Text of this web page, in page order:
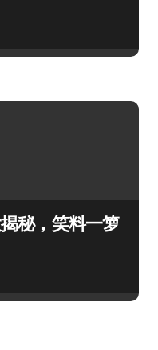
秘，笑料一箩